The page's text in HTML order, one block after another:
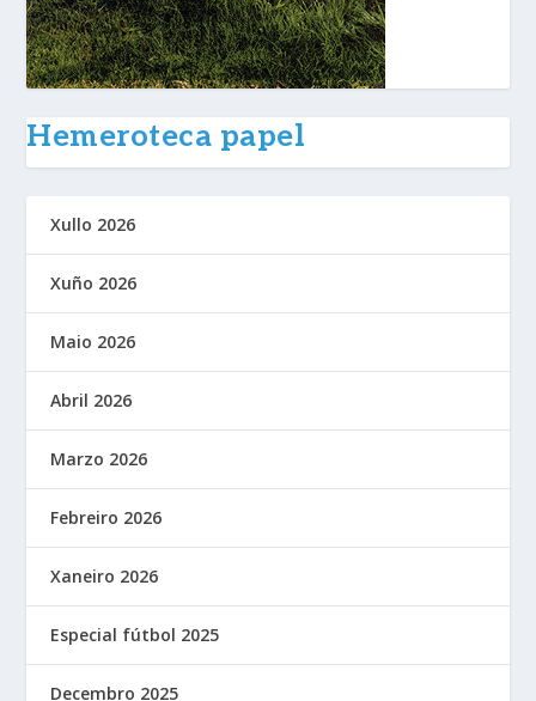
Hemeroteca papel
Xullo 2026
Xuño 2026
Maio 2026
Abril 2026
Marzo 2026
Febreiro 2026
Xaneiro 2026
Especial fútbol 2025
Decembro 2025